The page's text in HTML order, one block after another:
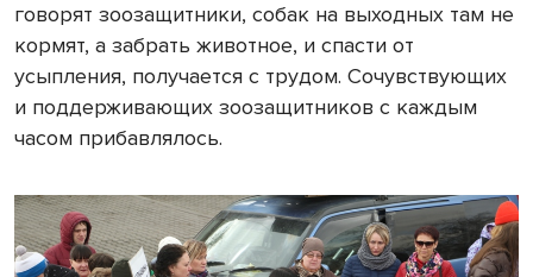
говорят зоозащитники, собак на выходных там не
кормят, а забрать животное, и спасти от
усыпления, получается с трудом. Сочувствующих
и поддерживающих зоозащитников с каждым
часом прибавлялось.